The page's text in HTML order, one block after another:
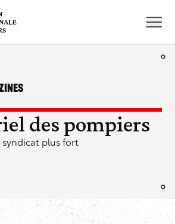
des pompiers
plus fort